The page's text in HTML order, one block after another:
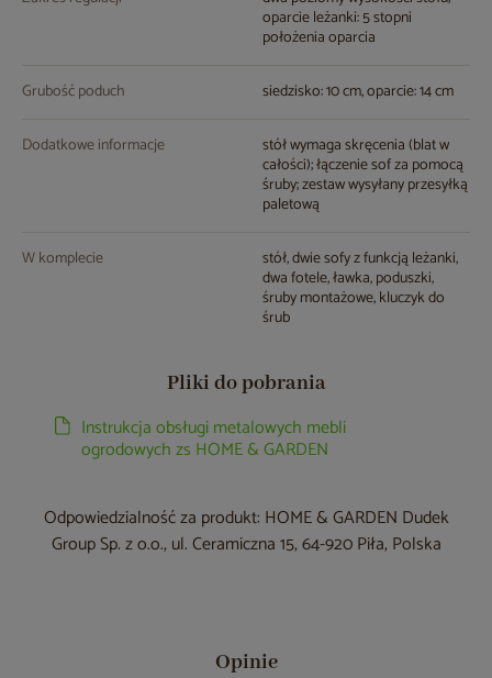
oparcie leżanki: 5 stopni
położenia oparcia
Grubość poduch siedzisko: 10 cm, oparcie: 14 cm
Dodatkowe informacje stół wymaga skręcenia (blat w
całości); łączenie sof za pomocą
śruby; zestaw wysyłany przesyłką
paletową
W komplecie stół, dwie sofy z funkcją leżanki,
dwa fotele, ławka, poduszki,
śruby montażowe, kluczyk do
śrub
Pliki do pobrania
Instrukcja obsługi metalowych mebli
ogrodowych zs HOME & GARDEN
Odpowiedzialność za produkt: HOME & GARDEN Dudek
Group Sp. z o.o., ul. Ceramiczna 15, 64-920 Piła, Polska
Opinie